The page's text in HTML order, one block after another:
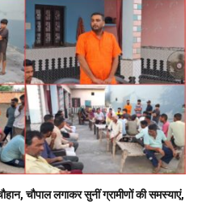
चौपाल लगाकर सुनीं ग्रामीणों की समस्याएं,